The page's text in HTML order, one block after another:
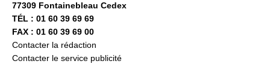
77309 Fontainebleau Cedex
TÉL : 01 60 39 69 69
FAX : 01 60 39 69 00
Contacter la rédaction
Contacter le service publicité